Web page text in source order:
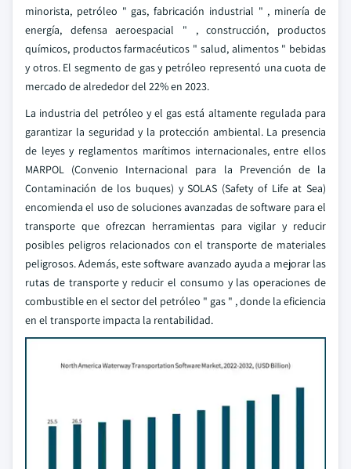
minorista, petróleo " gas, fabricación industrial " , minería de
energía, defensa aeroespacial " , construcción, productos
químicos, productos farmacéuticos " salud, alimentos " bebidas
y otros. El segmento de gas y petróleo representó una cuota de
mercado de alrededor del 22% en 2023.
La industria del petróleo y el gas está altamente regulada para
garantizar la seguridad y la protección ambiental. La presencia
de leyes y reglamentos marítimos internacionales, entre ellos
MARPOL (Convenio Internacional para la Prevención de la
Contaminación de los buques) y SOLAS (Safety of Life at Sea)
encomienda el uso de soluciones avanzadas de software para el
transporte que ofrezcan herramientas para vigilar y reducir
posibles peligros relacionados con el transporte de materiales
peligrosos. Además, este software avanzado ayuda a mejorar las
rutas de transporte y reducir el consumo y las operaciones de
combustible en el sector del petróleo " gas " , donde la eficiencia
en el transporte impacta la rentabilidad.